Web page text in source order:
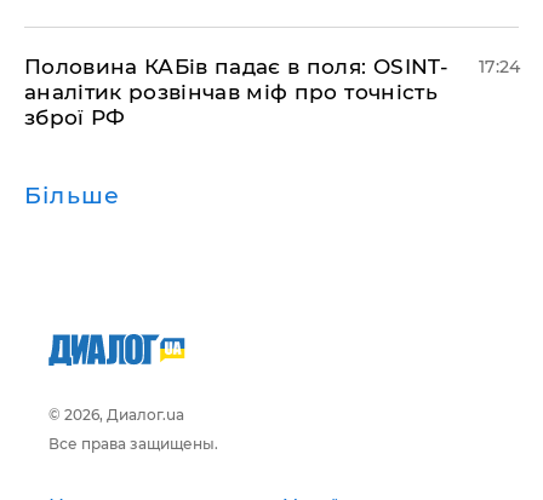
​Половина КАБів падає в поля: OSINT-
аналітик розвінчав міф про точність
зброї РФ
17:24
Більше
© 2026, Диалог.ua
Все права защищены.